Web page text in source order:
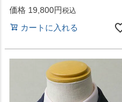
価格 19,800 税込
カートに入れる